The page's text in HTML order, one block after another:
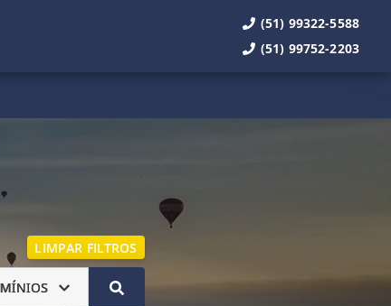
(51) 99322-5588
(51) 99752-2203
LIMPAR FILTROS